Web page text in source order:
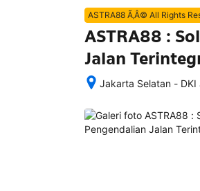
ASTRA88 Ã‚Â© All Rights
ASTRA88 :
Jalan
Jakarta Selatan -
memesan,
semua
rincian